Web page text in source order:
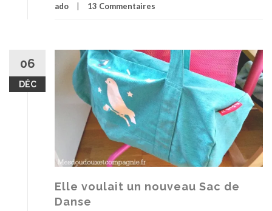
ado 13 Commentaires
06
DÉC
Elle voulait un nouveau Sac de
Danse